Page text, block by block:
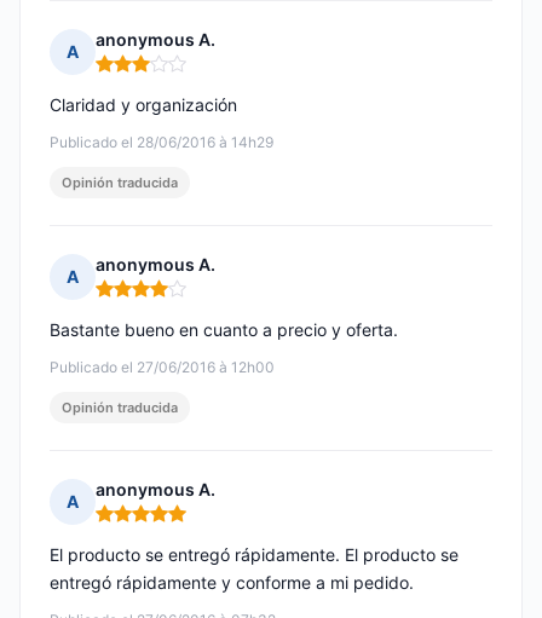
A
anonymous A.
Nota: 3 de 5
Publicado el 28/06/2016 à 14h29
Claridad y organización
Opinión traducida
A
anonymous A.
Nota: 4 de 5
Publicado el 27/06/2016 à 12h00
Bastante bueno en cuanto a precio y oferta.
Opinión traducida
A
anonymous A.
Nota: 5 de 5
El producto se entregó rápidamente. El producto se
entregó rápidamente y conforme a mi pedido.